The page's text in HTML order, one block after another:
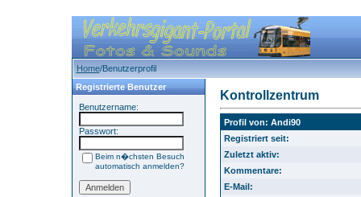
Home/Benutzerprofil
Registrierte Benutzer
Benutzername:
Passwort:
Beim n�chsten Besuch
automatisch anmelden?
Kontrollzentrum
Profil von: Andi90
Registriert seit:
Zuletzt aktiv:
Kommentare:
E-Mail: